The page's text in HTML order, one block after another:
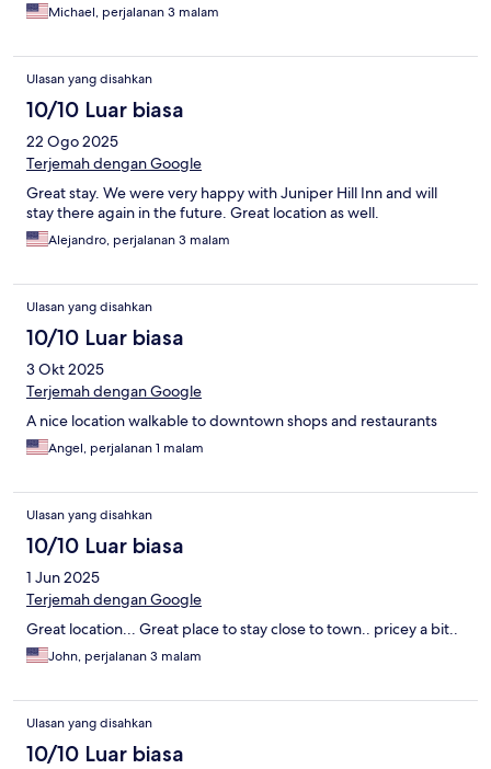
Michael, perjalanan 3 malam
Ulasan yang disahkan
10/10 Luar biasa
22 Ogo 2025
Terjemah dengan Google
Great stay. We were very happy with Juniper Hill Inn and will
stay there again in the future. Great location as well.
Alejandro, perjalanan 3 malam
Ulasan yang disahkan
10/10 Luar biasa
3 Okt 2025
Terjemah dengan Google
A nice location walkable to downtown shops and restaurants
Angel, perjalanan 1 malam
Ulasan yang disahkan
10/10 Luar biasa
1 Jun 2025
Terjemah dengan Google
Great location... Great place to stay close to town.. pricey a bit..
John, perjalanan 3 malam
Ulasan yang disahkan
10/10 Luar biasa